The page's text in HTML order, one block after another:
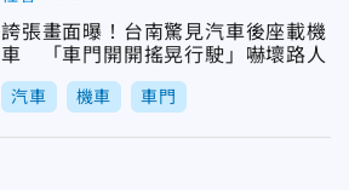
誇張畫面曝！台南驚見汽車後座載機
車 「車門開開搖晃行駛」嚇壞路人
汽車 機車 車門